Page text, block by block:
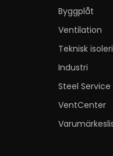
Byggplåt
Ventilation
Teknisk
Industri
Steel
VentCenter